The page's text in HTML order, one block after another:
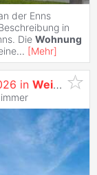
der Enns
in
Die Wohnung
... [Mehr]
in Weissenbach